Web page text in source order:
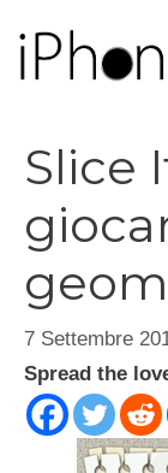
contenuto
Slice
7 Settembre
Spread the